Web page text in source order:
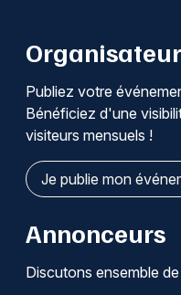
Publiez votre
Bénéficiez d'une
visiteurs mensuels !
Je publie mon
Annonceurs
Discutons ensemble